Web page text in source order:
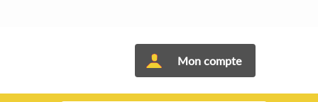
Mon compte